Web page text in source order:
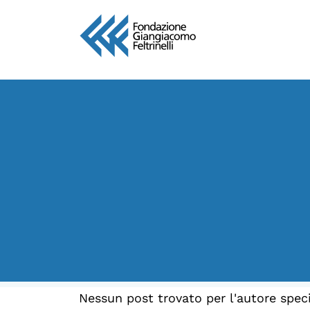
Biblioteca
Nessun post trovato per l'autore